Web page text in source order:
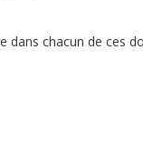
chacun de ces